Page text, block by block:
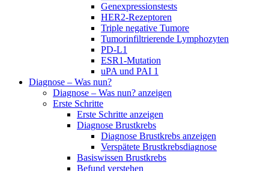
Genexpressionstests
HER2-Rezeptoren
Triple negative Tumore
Tumorinfiltrierende Lymphozyten
PD-L1
ESR1-Mutation
uPA und PAI 1
Diagnose – Was nun?
Diagnose – Was nun? anzeigen
Erste Schritte
Erste Schritte anzeigen
Diagnose Brustkrebs
Diagnose Brustkrebs anzeigen
Verspätete Brustkrebsdiagnose
Basiswissen Brustkrebs
Befund verstehen